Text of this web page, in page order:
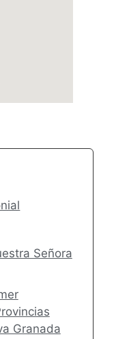
Señora
Granada